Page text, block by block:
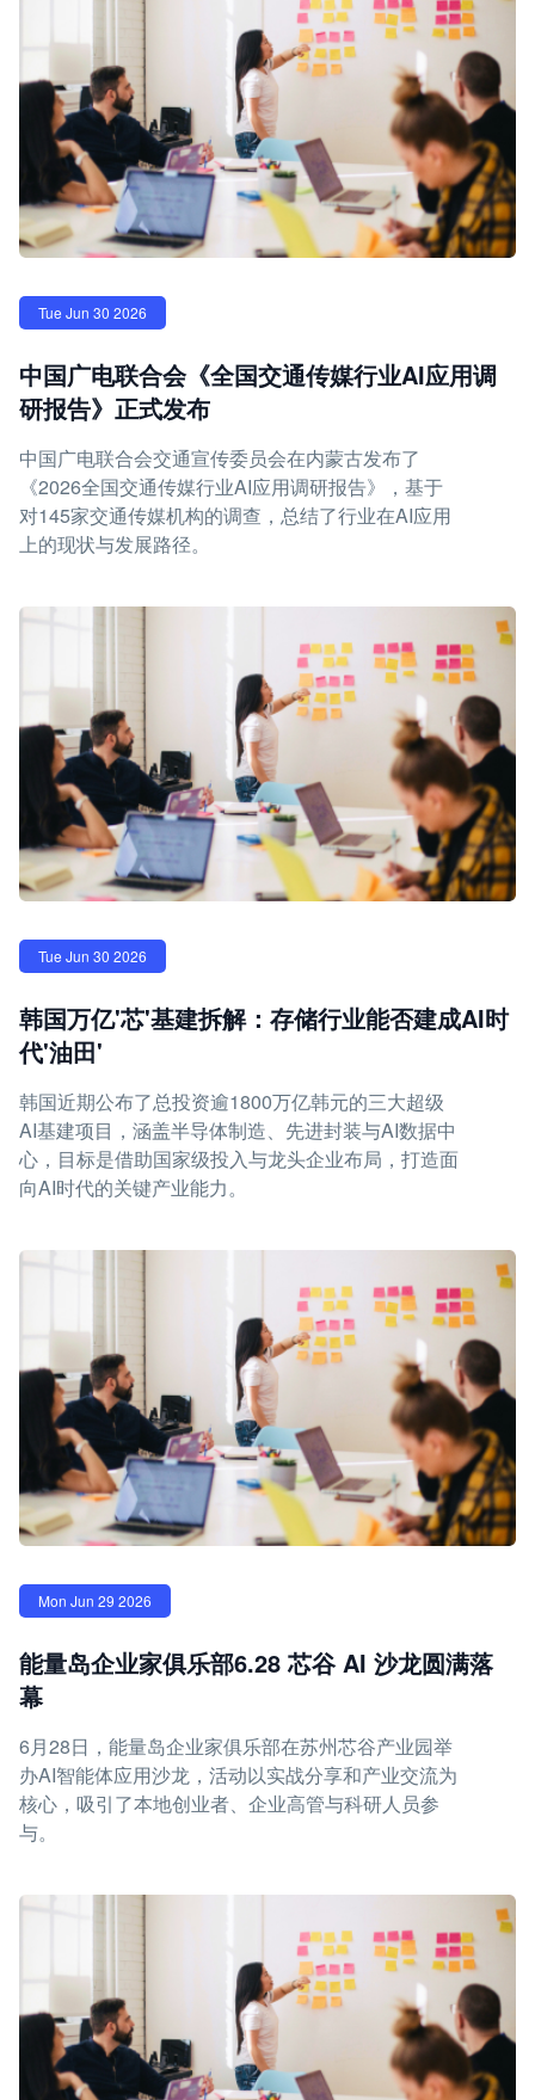
Tue Jun 30 2026
中国广电联合会《全国交通传媒行业AI应用调
研报告》正式发布
中国广电联合会交通宣传委员会在内蒙古发布了
《2026全国交通传媒行业AI应用调研报告》，基于
对145家交通传媒机构的调查，总结了行业在AI应用
上的现状与发展路径。
Tue Jun 30 2026
韩国万亿'芯'基建拆解：存储行业能否建成AI时
代'油田'
韩国近期公布了总投资逾1800万亿韩元的三大超级
AI基建项目，涵盖半导体制造、先进封装与AI数据中
心，目标是借助国家级投入与龙头企业布局，打造面
向AI时代的关键产业能力。
Mon Jun 29 2026
能量岛企业家俱乐部6.28 芯谷 AI 沙龙圆满落
幕
6月28日，能量岛企业家俱乐部在苏州芯谷产业园举
办AI智能体应用沙龙，活动以实战分享和产业交流为
核心，吸引了本地创业者、企业高管与科研人员参
与。